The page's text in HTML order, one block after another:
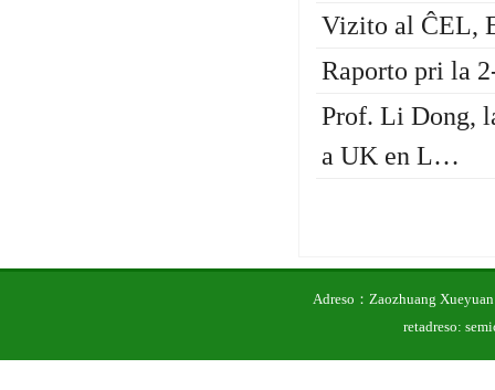
Vizito al ĈEL,
Raporto pri la
Prof. Li Dong,
a UK en L…
Adreso：Zaozhuang
retadreso: